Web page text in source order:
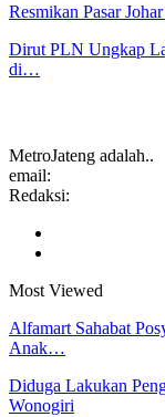
Resmikan Pasar
Dirut PLN Ungkap
di…
MetroJateng adalah..
email:
Redaksi:
Most Viewed
Alfamart Sahabat
Anak…
Diduga Lakukan
Wonogiri